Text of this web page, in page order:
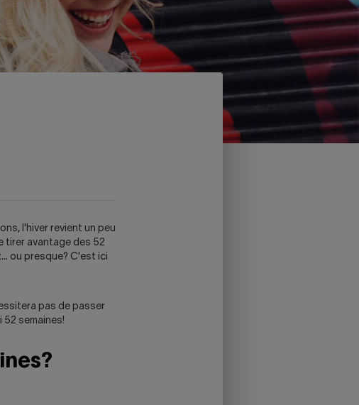
l'hiver revient un peu
tirer avantage des 52
ou presque? C'est ici
pas de passer
52 semaines!